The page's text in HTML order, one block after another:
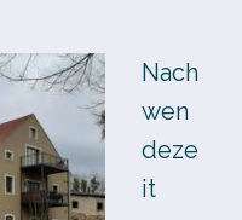
Nach
wen
deze
it